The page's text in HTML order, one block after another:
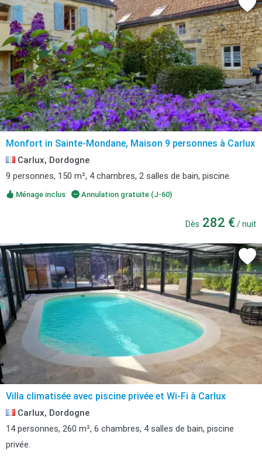
Monfort in Sainte-Mondane, Maison 9 personnes à Carlux
Carlux, Dordogne
9 personnes, 150 m², 4 chambres, 2 salles de bain, piscine.
Ménage inclus Annulation gratuite (J-60)
Dès 282 € / nuit
Villa climatisée avec piscine privée et Wi-Fi à Carlux
Carlux, Dordogne
14 personnes, 260 m², 6 chambres, 4 salles de bain, piscine
privée.